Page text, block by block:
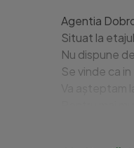
Agentia
Situat la
Nu dispune
Se vinde ca